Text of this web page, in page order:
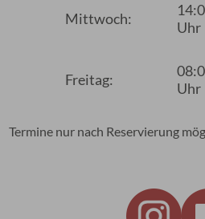
Mittwoch:
Uhr
Freitag:
Uhr
Termine nur nach Reservierung